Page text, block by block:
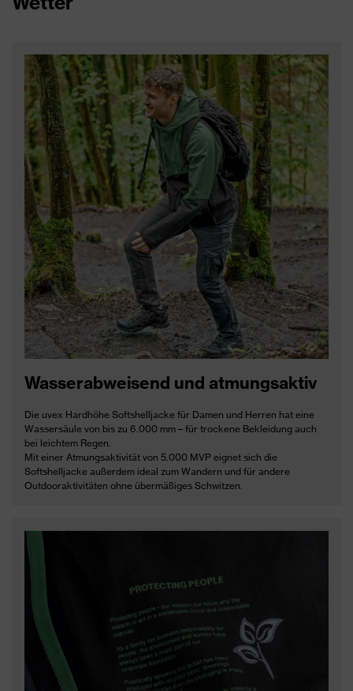
Wasserabweisend und atmungsaktiv
Die uvex Hardhöhe Softshelljacke für Damen und Herren hat eine
Wassersäule von bis zu 6.000 mm – für trockene Bekleidung auch
bei leichtem Regen.
Mit einer Atmungsaktivität von 5.000 MVP eignet sich die
Softshelljacke außerdem ideal zum Wandern und für andere
Outdooraktivitäten ohne übermäßiges Schwitzen.